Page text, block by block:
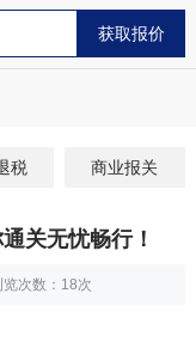
税 商业报关
关无忧畅行！
次数： 18次